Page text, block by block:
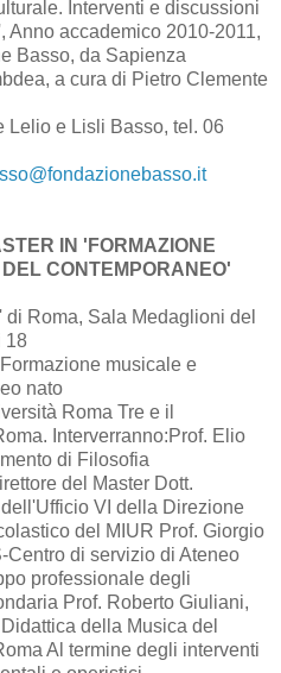
Interventi e discussioni
Anno accademico 2010-2011,
Basso, da Sapienza
a cura di Pietro Clemente
Lelio e Lisli Basso, tel. 06
IN 'FORMAZIONE
CONTEMPORANEO'
Roma, Sala Medaglioni del
18
musicale e
nato
Roma Tre e il
Interverranno:Prof. Elio
di Filosofia
del Master Dott.
VI della Direzione
del MIUR Prof. Giorgio
Centro di servizio di Ateneo
professionale degli
Prof. Roberto Giuliani,
della Musica del
Al termine degli interventi